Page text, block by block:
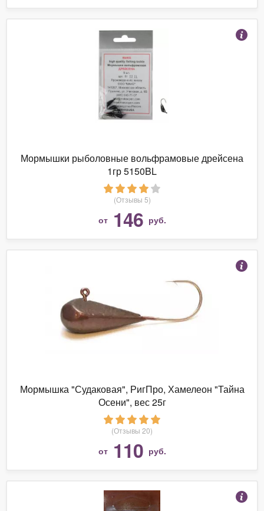
Мормышки рыболовные вольфрамовые дрейсена
1гр 5150BL
(Отзывы 5)
от 146 руб.
Мормышка "Судаковая", РигПро, Хамелеон "Тайна
Осени", вес 25г
(Отзывы 20)
от 110 руб.